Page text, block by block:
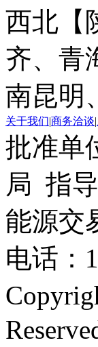
西北【
齐、青
南昆明
关于我们|商务洽谈|
批准单
局 指
能源交
电话：